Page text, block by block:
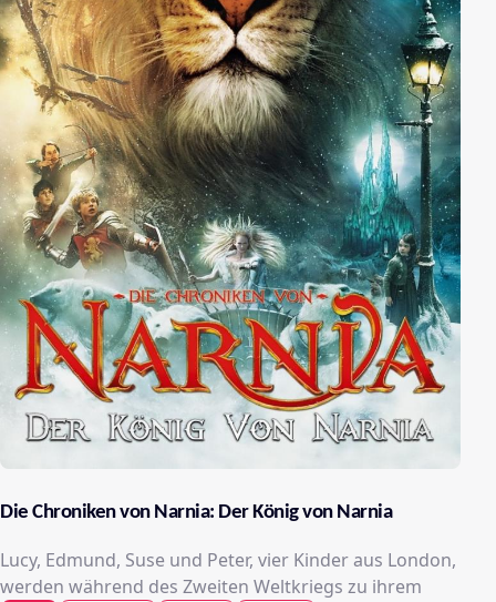
Die Chroniken von Narnia: Der König von Narnia
Lucy, Edmund, Suse und Peter, vier Kinder aus London,
werden während des Zweiten Weltkriegs zu ihrem